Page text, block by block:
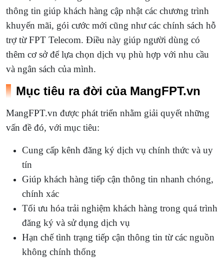
thông tin giúp khách hàng cập nhật các chương trình
khuyến mãi, gói cước mới cũng như các chính sách hỗ
trợ từ FPT Telecom. Điều này giúp người dùng có
thêm cơ sở để lựa chọn dịch vụ phù hợp với nhu cầu
và ngân sách của mình.
Mục tiêu ra đời của MangFPT.vn
MangFPT.vn được phát triển nhằm giải quyết những
vấn đề đó, với mục tiêu:
Cung cấp kênh đăng ký dịch vụ chính thức và uy
tín
Giúp khách hàng tiếp cận thông tin nhanh chóng,
chính xác
Tối ưu hóa trải nghiệm khách hàng trong quá trình
đăng ký và sử dụng dịch vụ
Hạn chế tình trạng tiếp cận thông tin từ các nguồn
không chính thống